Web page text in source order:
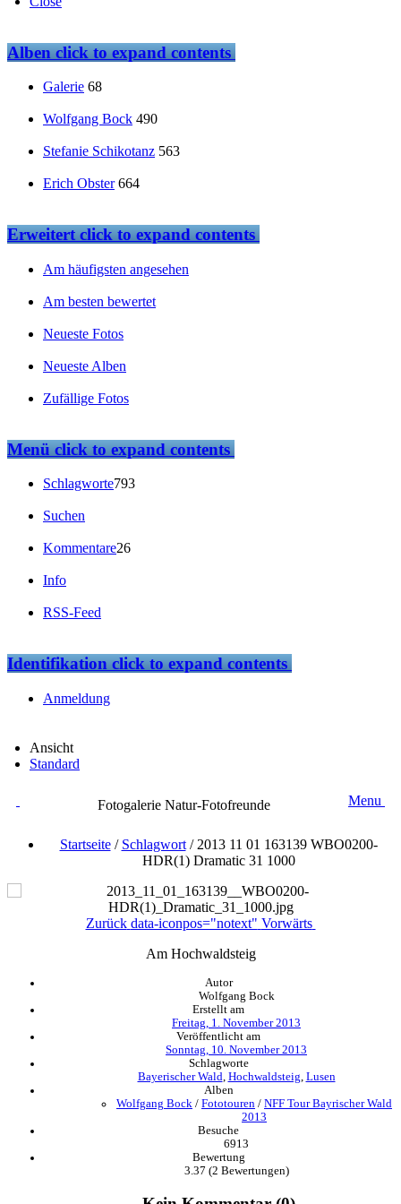
Albenclick to expand contents
Galerie 68
Wolfgang Bock 490
Stefanie Schikotanz 563
Erich Obster 664
Erweitertclick to expand contents
Am häufigsten angesehen
Am besten bewertet
Neueste Fotos
Neueste Alben
Zufällige Fotos
Menüclick to expand contents
Schlagworte793
Suchen
Kommentare26
Info
RSS-Feed
Identifikationclick to expand contents
Anmeldung
Ansicht
Standard
Fotogalerie Natur-Fotofreunde Menu
Startseite/ Schlagwort / 2013 11 01 163139 WBO0200-
HDR(1) Dramatic 31 1000
Zurück data-iconpos="notext" Vorwärts
Am Hochwaldsteig
Autor
Wolfgang Bock
Erstellt am
Freitag, 1. November 2013
Veröffentlicht am
Sonntag, 10. November 2013
Schlagworte
Bayerischer Wald Hochwaldsteig Lusen
Alben
Wolfgang Bock / Fototouren / NFF Tour Bayrischer Wald
2013
Besuche
6913
Bewertung
3.37 (2 Bewertungen)